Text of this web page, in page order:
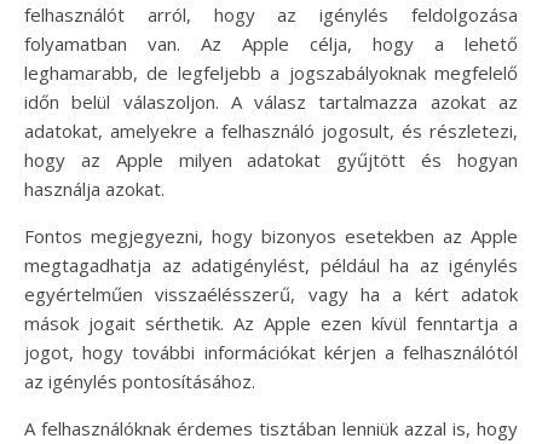
felhasználót arról, hogy az igénylés feldolgozása
folyamatban van. Az Apple célja, hogy a lehető
leghamarabb, de legfeljebb a jogszabályoknak megfelelő
időn belül válaszoljon. A válasz tartalmazza azokat az
adatokat, amelyekre a felhasználó jogosult, és részletezi,
hogy az Apple milyen adatokat gyűjtött és hogyan
használja azokat.
Fontos megjegyezni, hogy bizonyos esetekben az Apple
megtagadhatja az adatigénylést, például ha az igénylés
egyértelműen visszaélésszerű, vagy ha a kért adatok
mások jogait sérthetik. Az Apple ezen kívül fenntartja a
jogot, hogy további információkat kérjen a felhasználótól
az igénylés pontosításához.
A felhasználóknak érdemes tisztában lenniük azzal is, hogy